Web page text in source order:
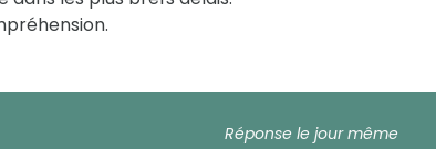
Réponse le jour même